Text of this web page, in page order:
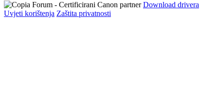
Download drivera
Uvjeti korištenja Zaštita privatnosti